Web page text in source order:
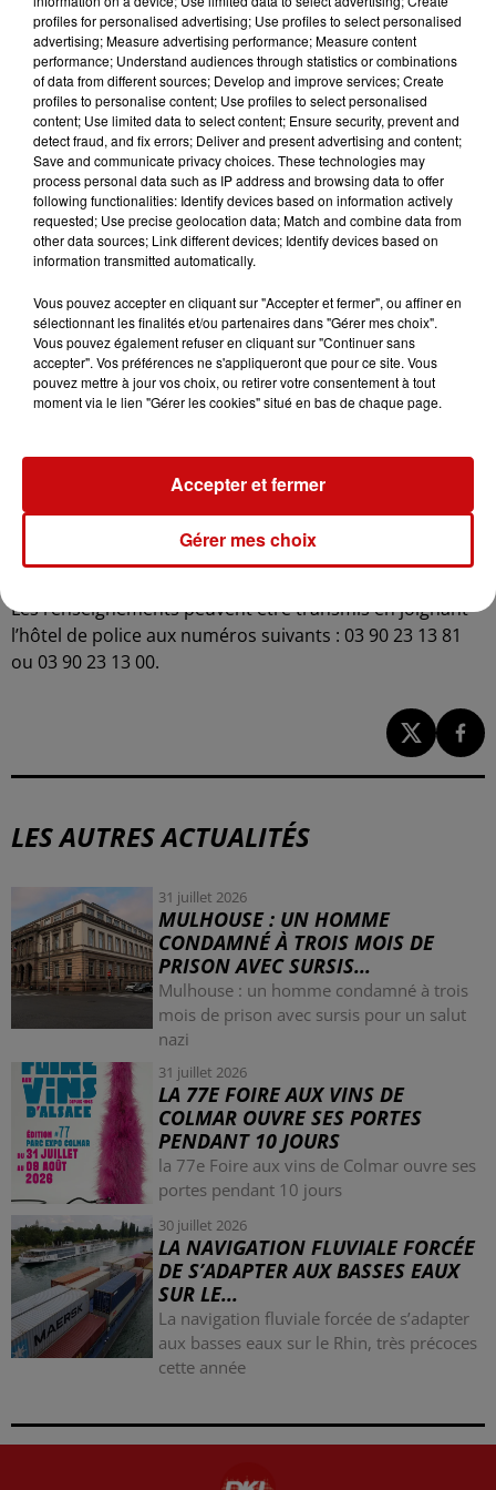
violente altercation. À l’arrivée des secours, l’un des
participants se trouvait inconscient au sol.
Les investigations ont déjà permis l’identification et
l’interpellation de trois personnes impliquées dans cette
affaire. Toutefois, deux autres individus présents lors
des faits n’ont pas encore été localisés, ce qui conduit
les autorités à poursuivre leurs recherches.
Les enquêteurs s’intéressent également au témoignage
d’une femme qui serait intervenue pour venir en aide à
la victime après l’agression. Cette personne, décrite
comme une femme blonde aux cheveux longs portant
une robe noire, aurait pris en charge l’homme blessé
avant de quitter les lieux. Son témoignage pourrait
s’avérer particulièrement précieux pour reconstituer le
déroulement exact des événements et identifier les
La police invite ainsi toute personne ayant assisté à la
scène ou disposant d’informations utiles à se
manifester. Les témoignages recueillis pourraient
contribuer à faire progresser l’enquête et à établir les
responsabilités de chacun dans cette affaire.
Les renseignements peuvent être transmis en joignant
l’hôtel de police aux numéros suivants : 03 90 23 13 81
ou 03 90 23 13 00.
LES AUTRES ACTUALITÉS
31 juillet 2026
MULHOUSE : UN HOMME
CONDAMNÉ À TROIS MOIS DE
PRISON AVEC SURSIS...
Mulhouse : un homme condamné à trois
mois de prison avec sursis pour un salut
nazi
31 juillet 2026
LA 77E FOIRE AUX VINS DE
COLMAR OUVRE SES PORTES
PENDANT 10 JOURS
la 77e Foire aux vins de Colmar ouvre ses
portes pendant 10 jours
30 juillet 2026
LA NAVIGATION FLUVIALE FORCÉE
DE S’ADAPTER AUX BASSES EAUX
SUR LE...
La navigation fluviale forcée de s’adapter
aux basses eaux sur le Rhin, très précoces
cette année
profiles for personalised advertising; Use profiles to select personalised
advertising; Measure advertising performance; Measure content
performance; Understand audiences through statistics or combinations
of data from different sources; Develop and improve services; Create
profiles to personalise content; Use profiles to select personalised
content; Use limited data to select content; Ensure security, prevent and
detect fraud, and fix errors; Deliver and present advertising and content;
Save and communicate privacy choices. These technologies may
process personal data such as IP address and browsing data to offer
following functionalities: Identify devices based on information actively
requested; Use precise geolocation data; Match and combine data from
other data sources; Link different devices; Identify devices based on
information transmitted automatically.
Vous pouvez accepter en cliquant sur "Accepter et fermer", ou affiner en
sélectionnant les finalités et/ou partenaires dans "Gérer mes choix".
Vous pouvez également refuser en cliquant sur "Continuer sans
accepter". Vos préférences ne s'appliqueront que pour ce site. Vous
pouvez mettre à jour vos choix, ou retirer votre consentement à tout
moment via le lien "Gérer les cookies" situé en bas de chaque page.
Gérer mes choix
Accepter et fermer